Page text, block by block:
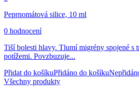
Peprnomátová silice, 10 ml
0 hodnocení
Tiší bolesti hlavy. Tlumí migrény spojené s
potížemi. Povzbuzuje...
Přidat do košíkuPřidáno do košíku
Všechny produkty